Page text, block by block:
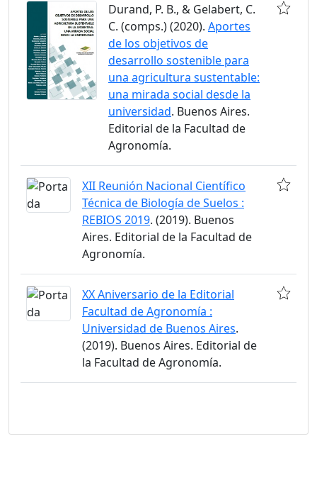
Durand, P. B., & Gelabert, C.
C. (comps.) (2020). Aportes
de los objetivos de
desarrollo sostenible para
una agricultura sustentable:
una mirada social desde la
universidad. Buenos Aires.
Editorial de la Facultad de
Agronomía.
XII Reunión Nacional Científico
Técnica de Biología de Suelos :
REBIOS 2019. (2019). Buenos
Aires. Editorial de la Facultad de
Agronomía.
XX Aniversario de la Editorial
Facultad de Agronomía :
Universidad de Buenos Aires.
(2019). Buenos Aires. Editorial de
la Facultad de Agronomía.